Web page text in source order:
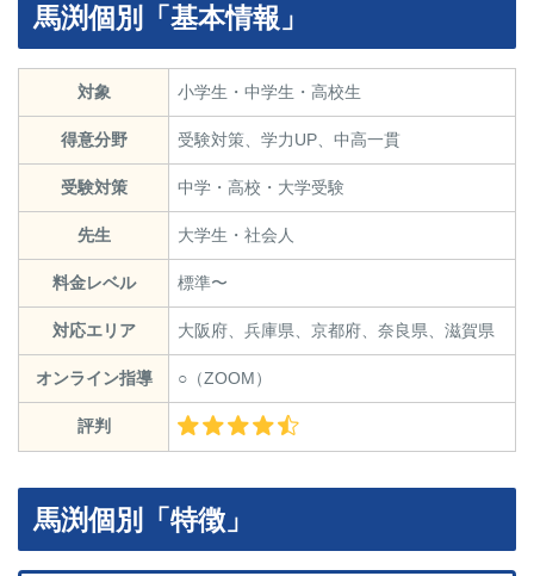
馬渕個別「基本情報」
対象 小学生・中学生・高校生
得意分野 受験対策、学力UP、中高一貫
受験対策 中学・高校・大学受験
先生 大学生・社会人
料金レベル 標準〜
対応エリア 大阪府、兵庫県、京都府、奈良県、滋賀県
オンライン指導 ○（ZOOM）
評判
馬渕個別「特徴」